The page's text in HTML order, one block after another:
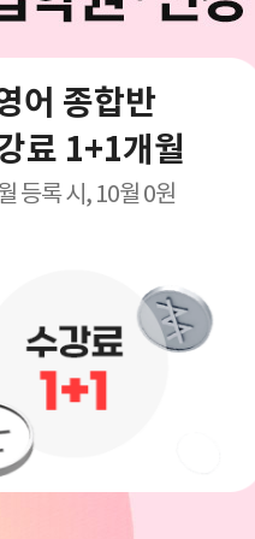
어 종합반
료 1+1개월
등록 시, 10월 0원